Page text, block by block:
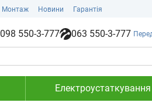
Монтаж Новини Гарантія
098 550-3-777 063 550-3-777
Електроустаткування